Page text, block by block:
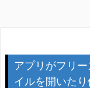
アプリがフリ
イルを開いた